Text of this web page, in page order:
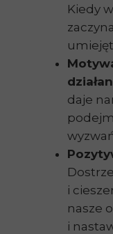
Kiedy
daje
i
nasze
i